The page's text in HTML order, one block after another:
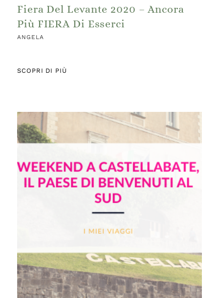
Fiera Del Levante 2020 – Ancora
Più FIERA Di Esserci
ANGELA
SCOPRI DI PIÙ